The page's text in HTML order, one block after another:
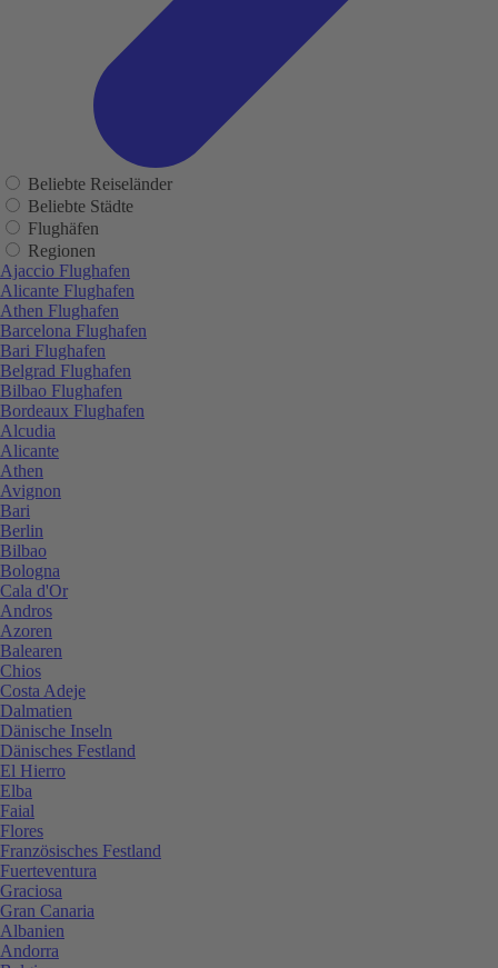
Beliebte Reiseländer
Beliebte Städte
Flughäfen
Regionen
Ajaccio Flughafen
Alicante Flughafen
Athen Flughafen
Barcelona Flughafen
Bari Flughafen
Belgrad Flughafen
Bilbao Flughafen
Bordeaux Flughafen
Alcudia
Alicante
Athen
Avignon
Bari
Berlin
Bilbao
Bologna
Cala d'Or
Andros
Azoren
Balearen
Chios
Costa Adeje
Dalmatien
Dänische Inseln
Dänisches Festland
El Hierro
Elba
Faial
Flores
Französisches Festland
Fuerteventura
Graciosa
Gran Canaria
Albanien
Andorra